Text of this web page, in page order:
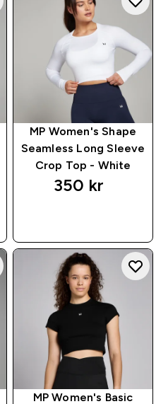
MP Women's Shape
Seamless Long Sleeve
Crop Top - White
350 kr‎
MP Women's Basic